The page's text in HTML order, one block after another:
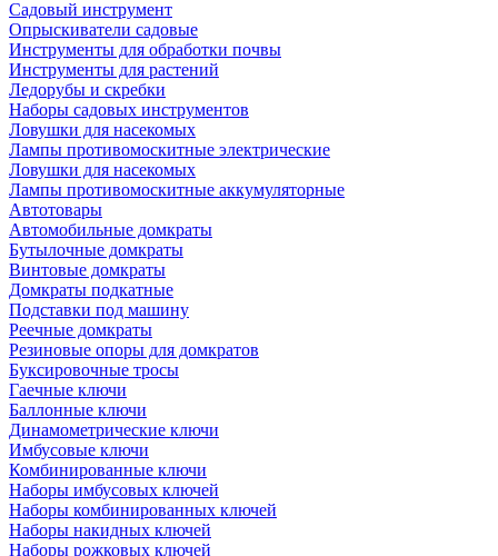
Садовый инструмент
Опрыскиватели садовые
Инструменты для обработки почвы
Инструменты для растений
Ледорубы и скребки
Наборы садовых инструментов
Ловушки для насекомых
Лампы противомоскитные электрические
Ловушки для насекомых
Лампы противомоскитные аккумуляторные
Автотовары
Автомобильные домкраты
Бутылочные домкраты
Винтовые домкраты
Домкраты подкатные
Подставки под машину
Реечные домкраты
Резиновые опоры для домкратов
Буксировочные тросы
Гаечные ключи
Баллонные ключи
Динамометрические ключи
Имбусовые ключи
Комбинированные ключи
Наборы имбусовых ключей
Наборы комбинированных ключей
Наборы накидных ключей
Наборы рожковых ключей